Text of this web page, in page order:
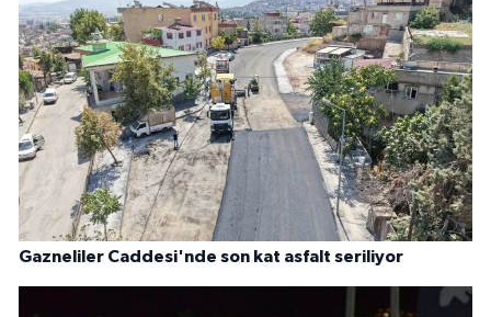
Gazneliler Caddesi'nde son kat asfalt seriliyor